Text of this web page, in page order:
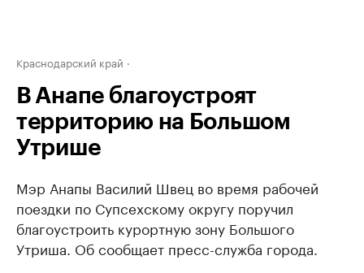
Краснодарский край
В Анапе благоустроят
территорию на Большом
Утрише
Мэр Анапы Василий Швец во время рабочей
поездки по Супсехскому округу поручил
благоустроить курортную зону Большого
Утриша. Об сообщает пресс-служба города.